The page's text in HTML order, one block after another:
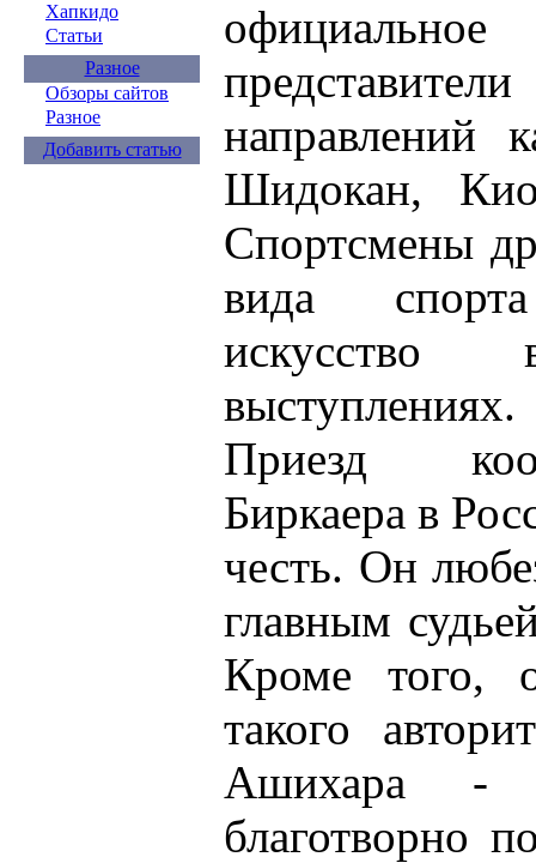
Хапкидо
Статьи
Разное
Обзоры сайтов
Разное
Добавить статью
направлений
Шидокан,
Спортсмены
вида
искусство
выступлениях.
Приезд
Биркаера в
честь. Он
главным
Кроме того,
такого
Ашихара -
благотворно